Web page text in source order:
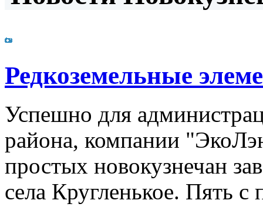
Редкоземельные
Успешно для
района, компании
простых новокузнечан
села Кругленькое. Пять с